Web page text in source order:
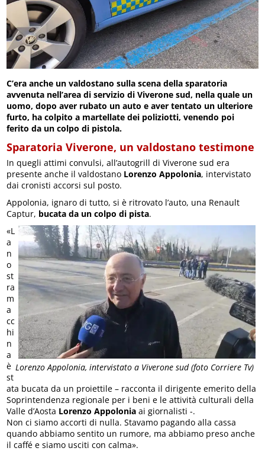
C’era anche un valdostano sulla scena della sparatoria
avvenuta nell’area di servizio di Viverone sud, nella quale un
uomo, dopo aver rubato un auto e aver tentato un ulteriore
furto, ha colpito a martellate dei poliziotti, venendo poi
ferito da un colpo di pistola.
Sparatoria Viverone, un valdostano testimone
In quegli attimi convulsi, all’autogrill di Viverone sud era
presente anche il valdostano Lorenzo Appolonia, intervistato
dai cronisti accorsi sul posto.
Appolonia, ignaro di tutto, si è ritrovato l’auto, una Renault
Captur, bucata da un colpo di pista.
Lorenzo Appolonia, intervistato a Viverone sud (foto Corriere Tv)
«L
a
n
o
st
ra
m
a
cc
hi
n
a
è
st
ata bucata da un proiettile – racconta il dirigente emerito della
Soprintendenza regionale per i beni e le attività culturali della
Valle d’Aosta Lorenzo Appolonia ai giornalisti -.
Non ci siamo accorti di nulla. Stavamo pagando alla cassa
quando abbiamo sentito un rumore, ma abbiamo preso anche
il caffé e siamo usciti con calma».